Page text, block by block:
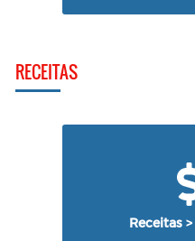
RECEITAS
Receitas